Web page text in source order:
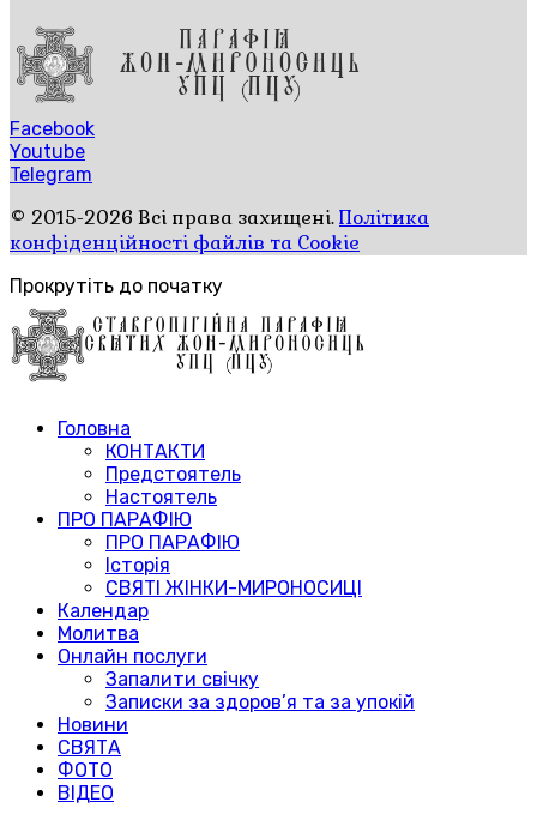
Facebook
Youtube
Telegram
© 2015-2026 Всі права захищені.Політика
конфіденційності файлів та Cookie
Прокрутіть до початку
Головна
КОНТАКТИ
Предстоятель
Настоятель
ПРО ПАРАФІЮ
ПРО ПАРАФІЮ
Історія
СВЯТІ ЖІНКИ-МИРОНОСИЦІ
Календар
Молитва
Онлайн послуги
Запалити свічку
Записки за здоров’я та за упокій
Новини
СВЯТА
ФОТО
ВІДЕО